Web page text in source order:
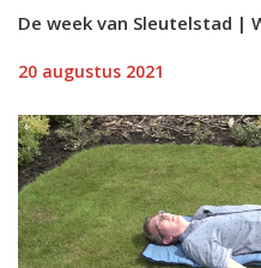
De week van Sleutelstad |
20 augustus 2021